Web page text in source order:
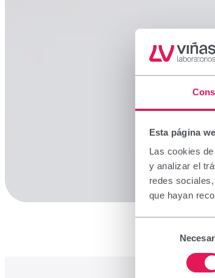
Esta página
Las cookies
y analizar el
redes
que hayan
consentimiento